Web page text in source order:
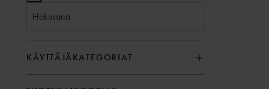
KÄYTTÄJÄKATEGORIAT